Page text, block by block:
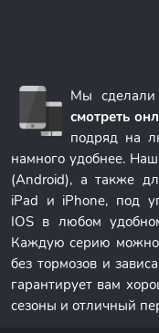
Мы сделали
смотреть
подряд на
намного удобнее.
(Android), а также
iPad и iPhone, под
IOS в любом
Каждую серию можно
без тормозов и
гарантирует вам
сезоны и отличный